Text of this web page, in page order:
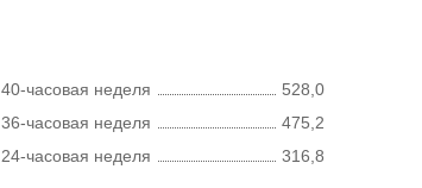
40-часовая неделя
528,0
36-часовая неделя
475,2
24-часовая неделя
316,8